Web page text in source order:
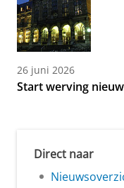
26 juni 2026
Start werving
Direct naar